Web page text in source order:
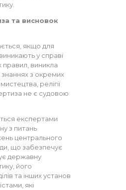
та висновок
якщо для
у справі
виникла
знаннях з окремих
релігії
не є судовою
експертами
з питань
центрального
що забезпечує
державну
його
та інших установ
які